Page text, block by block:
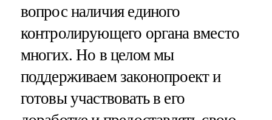
вопрос наличия единого
контролирующего органа вместо
многих. Но в целом мы
поддерживаем законопроект и
готовы участвовать в его